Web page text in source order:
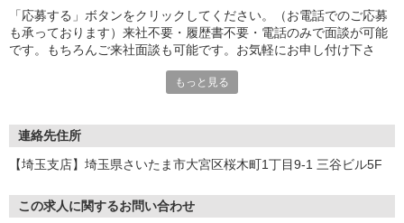
「応募する」ボタンをクリックしてください。（お電話でのご応募
も承っております）来社不要・履歴書不要・電話のみで面談が可能
です。もちろんご来社面談も可能です。お気軽にお申し付け下さ
もっと見る
連絡先住所
【埼玉支店】埼玉県さいたま市大宮区桜木町1丁目9-1 三谷ビル5F
この求人に関するお問い合わせ